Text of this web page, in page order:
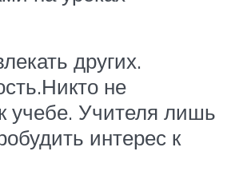
других.
не
учебе. Учителя лишь
интерес к